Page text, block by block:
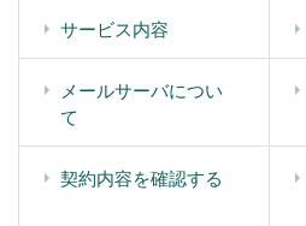
サービス内容
メールサーバについ
て
契約内容を確認する